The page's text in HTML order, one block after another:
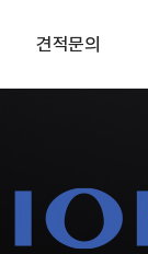
견적문의